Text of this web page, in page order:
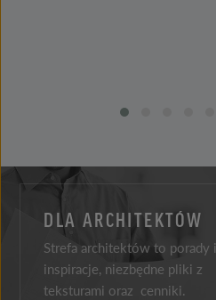
DLA ARCHITEKTÓW
Strefa architektów to porady i
inspiracje, niezbędne pliki z
teksturami oraz cenniki.